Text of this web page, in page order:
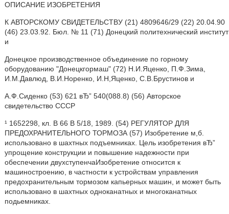
ОПИСАНИЕ ИЗОБРЕТЕНИЯ
К АВТОРСКОМУ СВИДЕТЕЛЬСТВУ (21) 4809646/29 (22) 20.04.90
(46) 23.03.92. Бюл. № 11 (71) Донецкий политехнический институт
и
Донецкое производственное объединение по горному
оборудованию "Донецкгормаш" (72) Н.И.Яценко, П.Ф.Зима,
И.М.Давлюд, В.И.Норенко, И.Н,Яценко, С.В.Брустинов и
А.Ф.Сиденко (53) 621 вЂ” 540(088.8) (56) Авторское
свидетельство СССР
¹ 1652298, кл. В 66 В 5/18, 1989. (54) РЕГУЛЯТОР ДЛЯ
ПРЕДОХРАНИТЕЛЬНОГО ТОРМОЗА (57) Изобретение м,б.
использовано в шахтных подъемниках. Цель изобретения вЂ”
упрощение конструкции и повышение надежности при
обеспечении двухступенчаИзобретение относится к
машиностроению, в частности к устройствам управления
предохранительным тормозом капьерных машин, и может быть
использовано в шахтных одноканатных и многоканатных
подьемниках.